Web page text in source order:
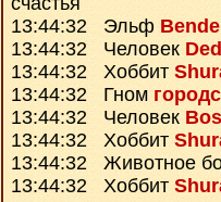
13:44:32 Эльф
13:44:32 Человек
13:44:32 Хоббит
13:44:32 Гном
13:44:32 Человек
13:44:32 Хоббит
13:44:32 Животное
13:44:32 Хоббит